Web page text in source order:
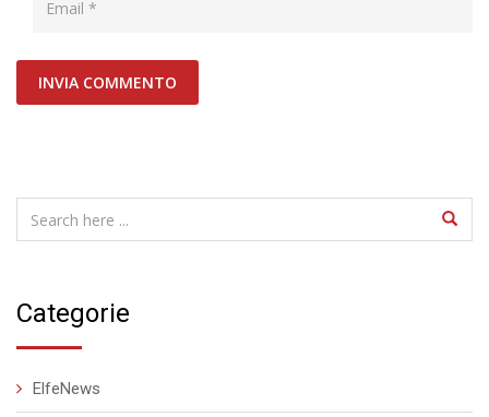
Categorie
ElfeNews